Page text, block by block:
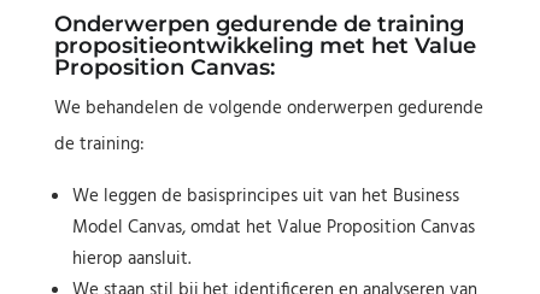
Onderwerpen gedurende de training
propositieontwikkeling met het Value
Proposition Canvas:
We behandelen de volgende onderwerpen gedurende
de training:
We leggen de basisprincipes uit van het Business
Model Canvas, omdat het Value Proposition Canvas
hierop aansluit.